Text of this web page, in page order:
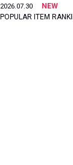
2026.07.30
NEW
POPULAR ITEM